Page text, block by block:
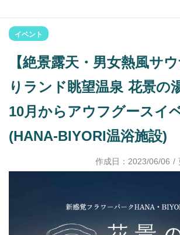
イベント
【絶景露天・男女熱風サ
りランド眺望温泉 花景の
10月からアウフグースイ
(HANA-BIYORI温浴施設)
作成日： 2023/06/06 /